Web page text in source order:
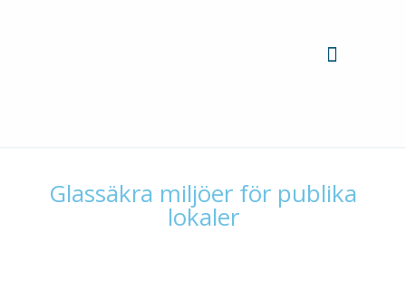
Glassäkra miljöer för publika
lokaler